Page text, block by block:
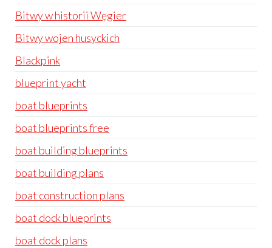
Bitwy w historii Węgier
Bitwy wojen husyckich
Blackpink
blueprint yacht
boat blueprints
boat blueprints free
boat building blueprints
boat building plans
boat construction plans
boat dock blueprints
boat dock plans